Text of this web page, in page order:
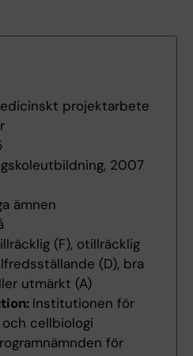
projektarbete
2007
ämnen
(F), otillräcklig
(D), bra
utmärkt (A)
Institutionen för
cellbiologi
för